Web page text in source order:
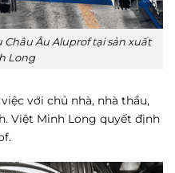
Âu Aluprof tại sản xuất
Long
với chủ nhà, nhà thầu,
Việt Minh Long quyết định